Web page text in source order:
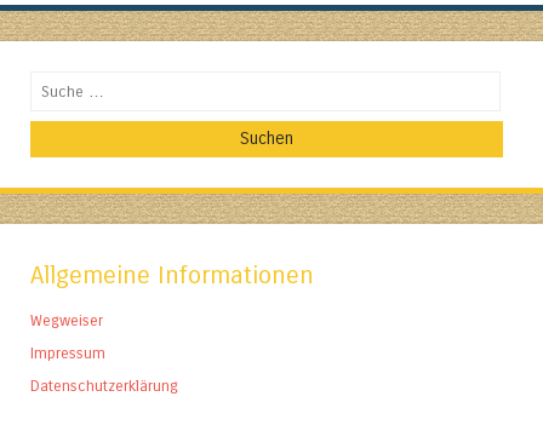
Suchen
Allgemeine Informationen
Wegweiser
Impressum
Datenschutzerklärung